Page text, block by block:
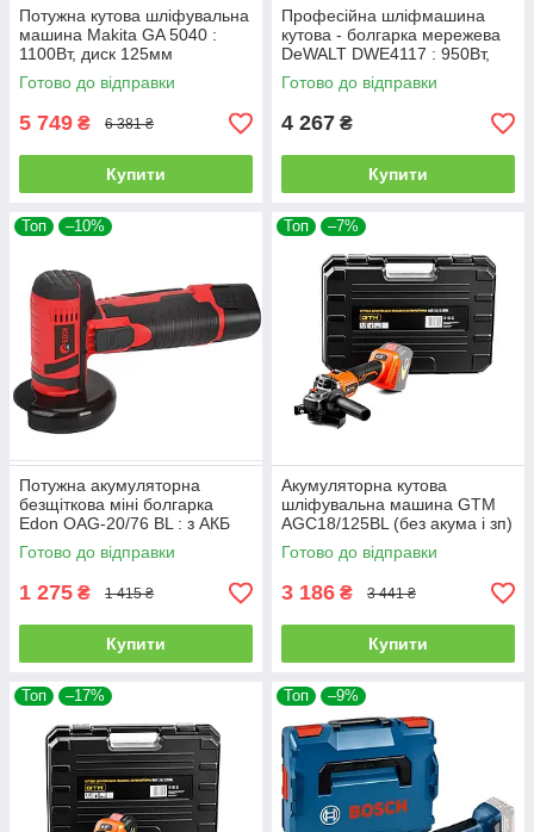
Потужна кутова шліфувальна
машина Makita GA 5040 :
1100Вт, диск 125мм
Готово до відправки
5 749 ₴ 6 381 ₴
Купити
Професійна шліфмашина
кутова - болгарка мережева
DeWALT DWE4117 : 950Вт,
диск 125мм
Готово до відправки
4 267 ₴
Купити
Топ –10%
Потужна акумуляторна
безщіткова міні болгарка
Edon OAG-20/76 BL : з АКБ
12 V, 2шт-2.0Ah, диск 76 мм
Готово до відправки
1 275 ₴ 1 415 ₴
Купити
Топ –7%
Акумуляторна кутова
шліфувальна машина GTM
AGC18/125BL (без акума і зп)
2826 КАРКАС
Готово до відправки
3 186 ₴ 3 441 ₴
Купити
Топ –17% Топ –9%